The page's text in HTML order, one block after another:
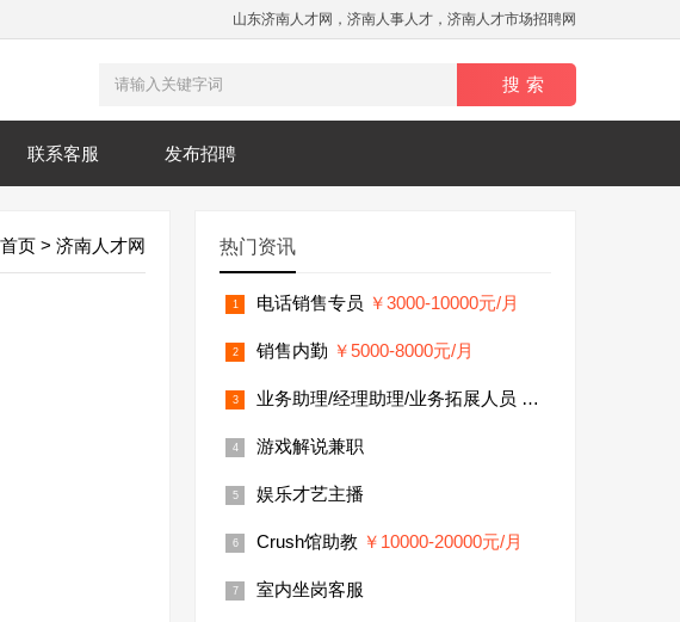
山东济南人才网，济南人事人才，济南人才市场招聘网
联系客服 发布招聘
首页 > 济南人才网 热门资讯
电话销售专员 ￥3000-10000元/月
销售内勤 ￥5000-8000元/月
业务助理/经理助理/业务拓展人员 ￥5000-8000元/月
游戏解说兼职
娱乐才艺主播
Crush馆助教 ￥10000-20000元/月
室内坐岗客服